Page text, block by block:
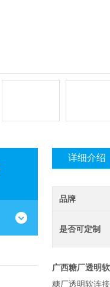
详细介绍
品牌
是否可定制
广西糖厂透明
糖厂透明软连接